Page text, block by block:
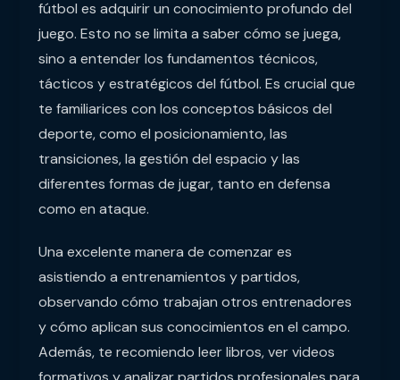
fútbol es adquirir un conocimiento profundo del
juego. Esto no se limita a saber cómo se juega,
sino a entender los fundamentos técnicos,
tácticos y estratégicos del fútbol. Es crucial que
te familiarices con los conceptos básicos del
deporte, como el posicionamiento, las
transiciones, la gestión del espacio y las
diferentes formas de jugar, tanto en defensa
como en ataque.
Una excelente manera de comenzar es
asistiendo a entrenamientos y partidos,
observando cómo trabajan otros entrenadores
y cómo aplican sus conocimientos en el campo.
Además, te recomiendo leer libros, ver videos